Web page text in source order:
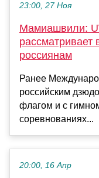
23:00, 27 Ноя
Мамиашвили:
россиянам
Ранее
российским
флагом и с
соревнованиях...
20:00, 16 Апр